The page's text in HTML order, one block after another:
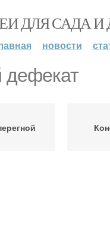
ДЛЯ САДА И
новости
дефекат